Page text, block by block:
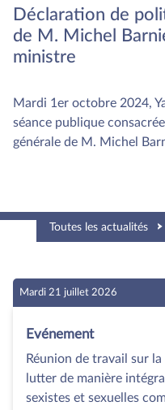
Déclaration de
de M. Michel
ministre
Mardi 1er octobre 2024,
séance publique
générale de M. Michel
Toutes les actualités
Mardi 21 juillet 2026
Evénement
Réunion de travail sur
lutter de manière
sexistes et sexuelles